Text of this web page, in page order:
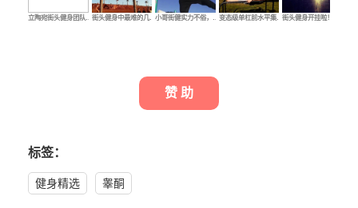
立陶宛街头健身团队… 街头健身中最难的几…小哥街健实力不俗，…变态级单杠前水平集…街头健身开挂啦！6个…
赞 助
标签：
健身精选 睾酮